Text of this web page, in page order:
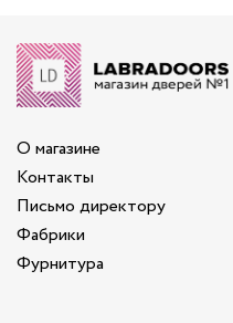
О магазине
Контакты
Письмо директору
Фабрики
Фурнитура